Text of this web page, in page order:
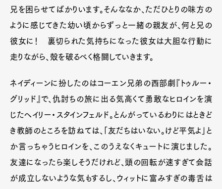
兄を困らせてばかりいます。そんななか、ただひとりの味方の
ように感じてきた幼い頃からずっと一緒の親友が、何と兄の
彼女に！ 裏切られた気持ちになった彼女は大胆な行動に
走りながら、殻を破るべく格闘していきます。
ネイディーンに扮したのはコーエン兄弟の西部劇『トゥルー・
グリッド』で、仇討ちの旅に出る気高くて勇敢なヒロインを演
じたヘイリー・スタインフェルド。とんがっているわりにはときど
き教師のところを訪ねては、「友だちはいない。けど平気よ」と
か言っちゃうヒロインを、このうえなくキュートに演じました。
友達になったら楽しそうだけれど、頭の回転が速すぎて会話
が成立しないような気もするし、ウィットに富みすぎの毒舌は